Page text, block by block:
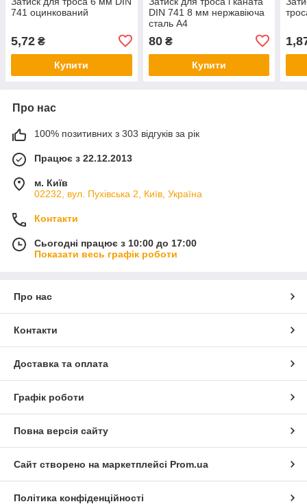
741 оцинкований
5,72 ₴
Купити
DIN 741 8 мм нержавіюча
сталь А4
80₴
Купити
Про нас
100% позитивних з 303 відгуків за рік
Працює з 22.12.2013
м. Київ
02232, вул. Пухівська 2, Київ, Україна
Контакти
Сьогодні працює з 10:00 до 17:00
Показати весь графік роботи
Про нас
Контакти
Доставка та оплата
Графік роботи
Повна версія сайту
Сайт створено на маркетплейсі Prom.ua
Політика конфіденційності